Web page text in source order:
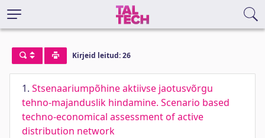
Kirjeid leitud: 26
1. Stsenaariumpõhine aktiivse jaotusvõrgu
tehno-majanduslik hindamine. Scenario based
techno-economical assessment of active
distribution network